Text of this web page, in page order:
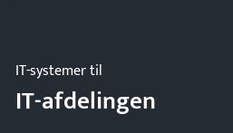
IT-systemer til
IT-afdelingen